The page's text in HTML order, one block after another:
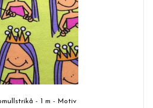
- 1 m - Motiv